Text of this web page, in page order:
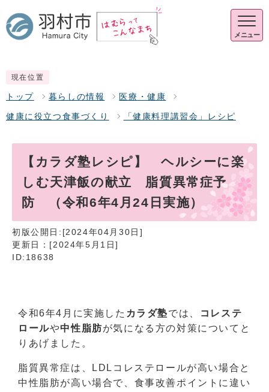
メニュー
現在位置
トップ 暮らしの情報 医療・健康
健康に役立つ食事づくり 「健康料理講習会」レシピ
【カラダ塾レシピ】 ヘルシーに楽
しむ天津飯の献立 脂質異常症予
防 （令和6年4月24日実施）
初版公開日:[2024年04月30日]
更新日：[2024年5月1日]
ID:18638
令和6年4月に実施した カラダ塾では、
コレステ
ロールや中性脂肪が気になる方の対策についてと
りあげました。
脂質異常症は、LDLコレステロールが高い場合と
中性脂肪が高い場合で、食事改善ポイントに違い